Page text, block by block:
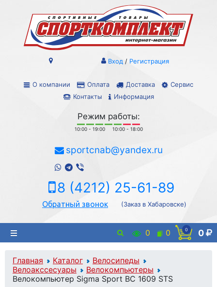
О компании Оплата Доставка
Сервис
Контакты
Информация
Вход / Регистрация
Режим работы:
10:00 - 19:00 10:00 - 18:00
sportcnab@yandex.ru
8 (4212) 25-61-89
Обратный звонок (Заказ в Хабаровске)
0 0 0 0
Главная Каталог
Велосипеды
Велоакссесуары
Велокомпьютеры
Велокомпьютер Sigma Sport BC 1609 STS